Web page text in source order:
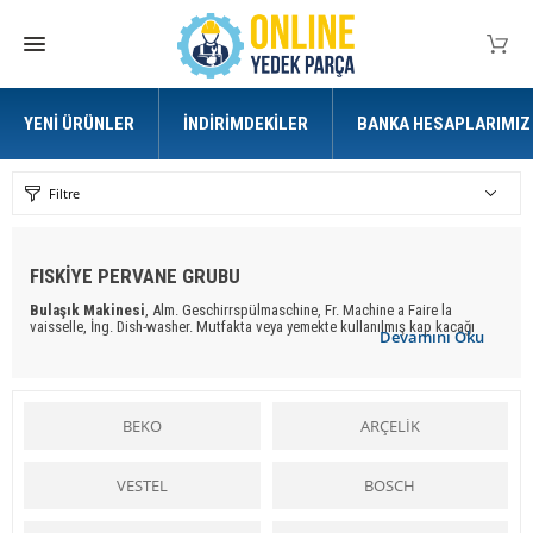
YENI ÜRÜNLER İNDIRIMDEKILER BANKA HESAPLARIMIZ
Filtre
Devamını Oku
FISKİYE PERVANE GRUBU
Bulaşık Makinesi , Alm. Geschirrspülmaschine, Fr. Machine a Faire la
vaisselle, İng. Dish-washer. Mutfakta veya yemekte kullanılmış kap kacağı
yıkamak için yapılmış bir makina. Lokanta ve yemekhaneler için yapılan
Makinanın dış yüzü ile içi arasındaki boşluk ses ve ısıya karşı izolasyonu
Bulaşık makinaları
için gerekli su, musluktan bir hortumla alınır. Kirli
BEKO ARÇELİK
VESTEL BOSCH